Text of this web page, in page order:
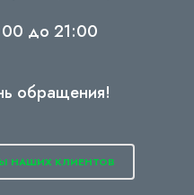
до 21:00
обращения!
НАШИХ КЛИЕНТОВ